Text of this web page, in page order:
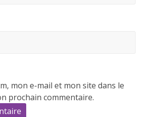
mon e-mail et mon site dans le
prochain commentaire.